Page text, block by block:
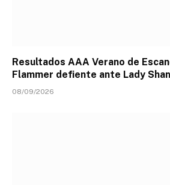
Resultados AAA Verano de
Flammer defiente ante Lady
08/09/2026